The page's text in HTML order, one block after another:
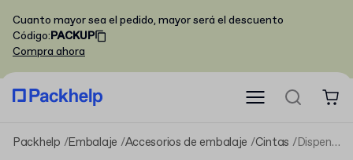
Cuanto mayor sea el pedido, mayor será el descuento
Código:PACKUP
Compra ahora
Packhelp Embalaje Accesorios de embalaje Cintas Dispensador manual para cintas adhesivas activadas por agua